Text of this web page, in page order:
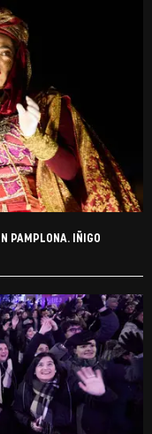
PAMPLONA. IÑIGO